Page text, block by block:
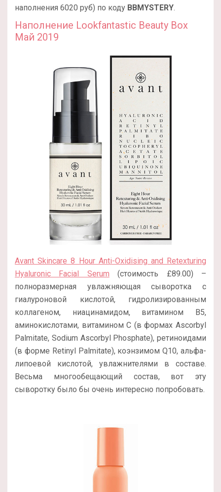
наполнения 6020 руб) по коду BBMYSTERY.
Наполнение Lookfantastic Beauty Box
Май 2019
Avant Skincare 8 Hour Anti-Oxidising and Retexturing
Hyaluronic Facial Serum (стоимость £89.00) –
полноразмерная увлажняющая сыворотка с
гиалуроновой кислотой, гидролизированным
коллагеном, ниацинамидом, витамином В5,
аминокислотами, витамином С (в формах Ascorbyl
Palmitate, Sodium Ascorbyl Phosphate), ретиноидами
(в форме Retinyl Palmitate), коэнзимом Q10, альфа-
липоевой кислотой, увлажнителями в составе.
Весьма многообещающий состав, вот эту
сыворотку было бы очень интересно попробовать.